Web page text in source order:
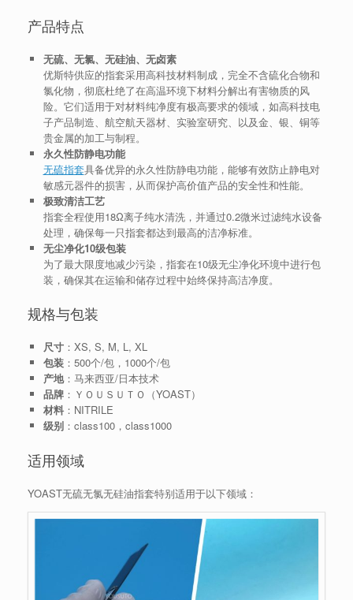
产品特点
无硫、无氯、无硅油、无卤素
优斯特供应的指套采用高科技材料制成，完全不含硫化合物和
氯化物，彻底杜绝了在高温环境下材料分解出有害物质的风
险。它们适用于对材料纯净度有极高要求的领域，如高科技电
子产品制造、航空航天器材、实验室研究、以及金、银、铜等
贵金属的加工与制程。
永久性防静电功能
无硫指套具备优异的永久性防静电功能，能够有效防止静电对
敏感元器件的损害，从而保护高价值产品的安全性和性能。
极致清洁工艺
指套全程使用18Ω离子纯水清洗，并通过0.2微米过滤纯水设备
处理，确保每一只指套都达到最高的洁净标准。
无尘净化10级包装
为了最大限度地减少污染，指套在10级无尘净化环境中进行包
装，确保其在运输和储存过程中始终保持高洁净度。
规格与包装
尺寸：XS, S, M, L, XL
包装：500个/包，1000个/包
产地：马来西亚/日本技术
品牌：ＹＯＵＳＵＴＯ（YOAST）
材料：NITRILE
级别：class100，class1000
适用领域
YOAST无硫无氯无硅油指套特别适用于以下领域：